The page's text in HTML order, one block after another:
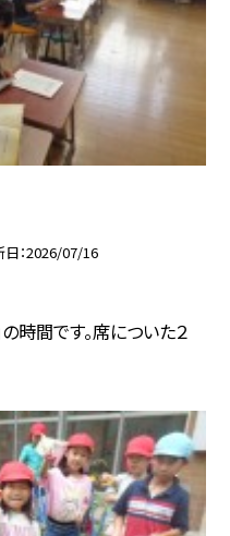
日 2026/07/16
時間です。席についた２